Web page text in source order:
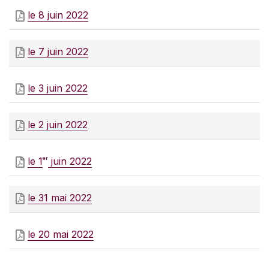
le 8 juin 2022
le 7 juin 2022
le 3 juin 2022
le 2 juin 2022
le 1er juin 2022
le 31 mai 2022
le 20 mai 2022